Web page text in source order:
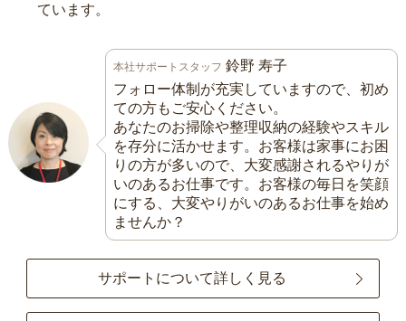
ています。
本社サポートスタッフ 鈴野 寿子
フォロー体制が充実していますので、初め
ての方もご安心ください。
あなたのお掃除や整理収納の経験やスキル
を存分に活かせます。お客様は家事にお困
りの方が多いので、大変感謝されるやりが
いのあるお仕事です。お客様の毎日を笑顔
にする、大変やりがいのあるお仕事を始め
ませんか？
サポートについて詳しく見る